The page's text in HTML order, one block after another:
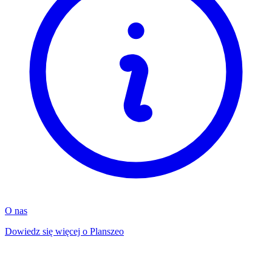
O nas
Dowiedz się więcej o Planszeo